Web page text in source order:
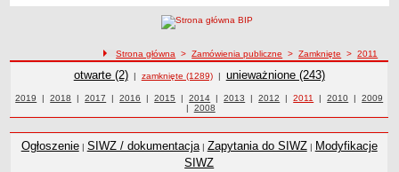
RAPORT O STANIE DOSTĘPNOŚCI
ZDW BYDGOSZCZ
Lokalizacja
Przedmiot działalności
Statut
Nadzór nad ZDW
ścieżka nawigacji
Strona główna >Zamówienia publiczne >Zamknięte >2011
Zamówienia publiczne
otwarte (2)| Zamówienia publiczne
zamknięte (1289)| Zamówienia publiczne
unieważnione (243)
Zamówienia publiczne z roku
2019 |Zamówienia publiczne z roku
2018 |Zamówienia publiczne z roku
2017 |Zamówienia publiczne z roku
2016 |Zamówienia publiczne z roku
2015 |Zamówienia publiczne z roku
2014 |Zamówienia publiczne z roku
2013 |Zamówienia publiczne z roku
2012 | Zamówienia publiczne z
2011 |
Zamówienia
2010 |
roku
2009
| Zamówienia publiczne z roku
2008
Ogłoszenie| SIWZ / dokumentacja| Zapytania do SIWZ | Modyfikacje
SIWZ